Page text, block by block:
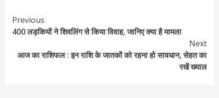
Continue
Reading
Previous
400 लड़कियों ने शिवलिंग से किया विवाह, जानिए क्या है मामला
Next
आज का राशिफल : इन राशि के जातकों को रहना हो सावधान, सेहत का
रखें ख्याल